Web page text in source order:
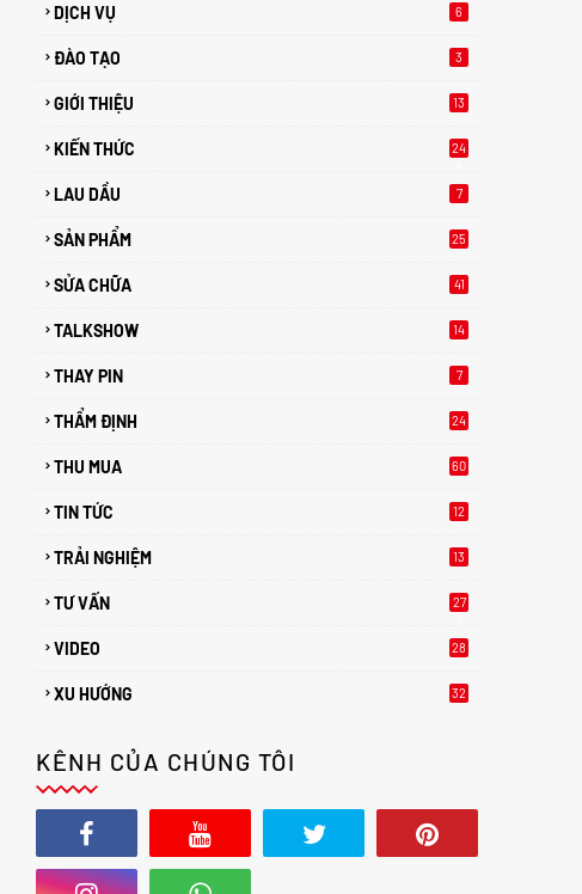
DỊCH VỤ 6
ĐÀO TẠO 3
GIỚI THIỆU 13
KIẾN THỨC
24
LAU DẦU 7
SẢN PHẨM 25
SỬA CHỮA 41
TALKSHOW 14
THAY PIN 7
THẨM ĐỊNH 24
THU MUA 60
TIN TỨC 12
TRẢI NGHIỆM 13
TƯ VẤN
27
VIDEO 28
XU HƯỚNG
32
KÊNH CỦA CHÚNG TÔI